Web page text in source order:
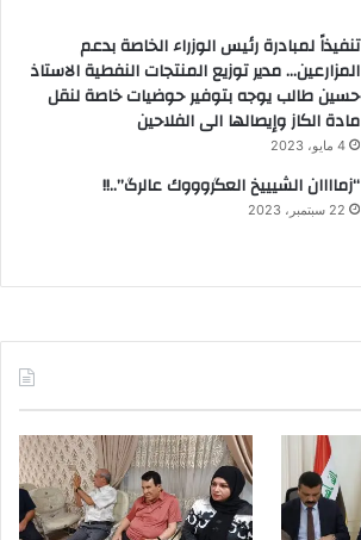
تنفيذاً لمبادرة رئيس الوزراء الخاصة بدعم
المزارعين… مدير توزيع المنتجات النفطية الاستاذ
حسين طالب يوجه بتوفير حوضيات خاصة لنقل
مادة الكاز وإيصالها الى الفلاحين
4 مايو، 2023
“زماااان الشيييخ العگروووك عالرگ”..!!
22 سبتمبر، 2023